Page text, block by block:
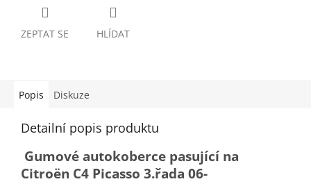
ZEPTAT SE HLÍDAT
Popis Diskuze
Detailní popis produktu
Gumové autokoberce pasující na
Citroën C4 Picasso 3.řada 06-